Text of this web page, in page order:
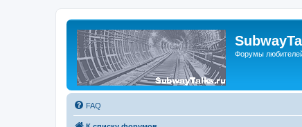
Форумы
FAQ